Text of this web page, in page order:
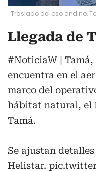
Traslado del oso andino,
Llegada de
#NoticiaW |
encuentra en el
marco del
hábitat natural, el
Tamá.
Se ajustan
Helistar.